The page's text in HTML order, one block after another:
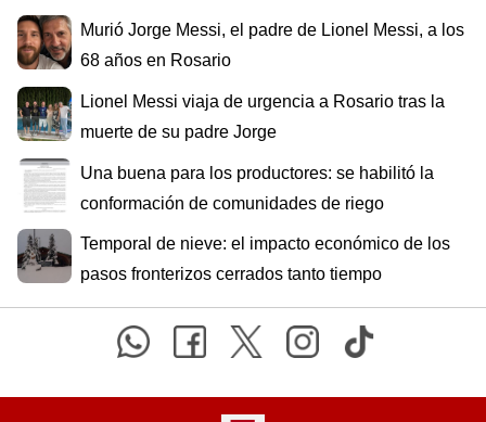
Murió Jorge Messi, el padre de Lionel Messi, a los
68 años en Rosario
Lionel Messi viaja de urgencia a Rosario tras la
muerte de su padre Jorge
Una buena para los productores: se habilitó la
conformación de comunidades de riego
Temporal de nieve: el impacto económico de los
pasos fronterizos cerrados tanto tiempo